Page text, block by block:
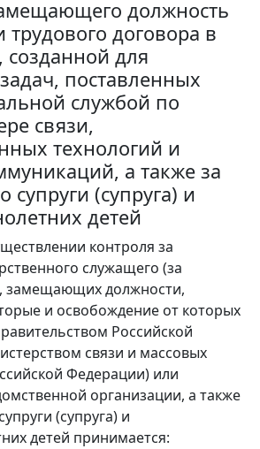
должность
договора в
созданной для
поставленных
службой по
связи,
технологий и
а также за
супруги (супруга) и
детей
контроля за
служащего (за
замещающих должности,
и освобождение от которых
Российской
связи и массовых
Федерации) или
организации, а также
(супруга) и
детей принимается: